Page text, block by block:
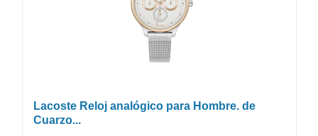
Lacoste Reloj analógico para Hombre. de
Cuarzo...